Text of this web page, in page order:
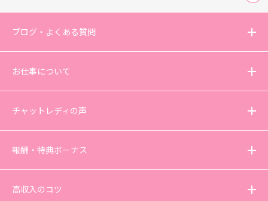
ブログ・よくある質問
お仕事について
チャットレディの声
報酬・特典ボーナス
高収入のコツ